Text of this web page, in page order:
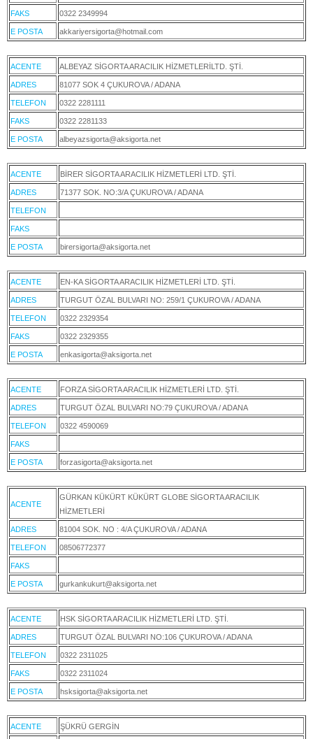
FAKS 0322 2349994
E POSTA akkariyersigorta@hotmail.com
ACENTE ALBEYAZ SİGORTA ARACILIK HİZMETLERİLTD. ŞTİ.
ADRES 81077 SOK 4 ÇUKUROVA / ADANA
TELEFON 0322 2281111
FAKS 0322 2281133
E POSTA albeyazsigorta@aksigorta.net
ACENTE BİRER SİGORTA ARACILIK HİZMETLERİ LTD. ŞTİ.
ADRES 71377 SOK. NO:3/A ÇUKUROVA / ADANA
TELEFON
FAKS
E POSTA birersigorta@aksigorta.net
ACENTE EN-KA SİGORTA ARACILIK HİZMETLERİ LTD. ŞTİ.
ADRES TURGUT ÖZAL BULVARI NO: 259/1 ÇUKUROVA / ADANA
TELEFON 0322 2329354
FAKS 0322 2329355
E POSTA enkasigorta@aksigorta.net
ACENTE FORZA SİGORTA ARACILIK HİZMETLERİ LTD. ŞTİ.
ADRES TURGUT ÖZAL BULVARI NO:79 ÇUKUROVA / ADANA
TELEFON 0322 4590069
FAKS
E POSTA forzasigorta@aksigorta.net
ACENTE
GÜRKAN KÜKÜRT KÜKÜRT GLOBE SİGORTA ARACILIK
HİZMETLERİ
ADRES 81004 SOK. NO : 4/A ÇUKUROVA / ADANA
TELEFON 08506772377
FAKS
E POSTA gurkankukurt@aksigorta.net
ACENTE HSK SİGORTA ARACILIK HİZMETLERİ LTD. ŞTİ.
ADRES TURGUT ÖZAL BULVARI NO:106 ÇUKUROVA / ADANA
TELEFON 0322 2311025
FAKS 0322 2311024
E POSTA hsksigorta@aksigorta.net
ACENTE ŞÜKRÜ GERGİN